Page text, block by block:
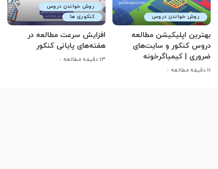
روش خواندن دروس
بهترین اپلیکیشن مطالعه
دروس کنکور و سایت‌های
ضروری | کیمیاگرخونه
11 دقیقه مطالعه
روش خواندن دروس
کنکوری ها
افزایش سرعت مطالعه در
هفته‌های پایانی کنکور
13 دقیقه مطالعه